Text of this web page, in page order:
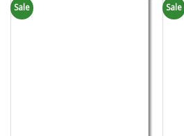
Sale Sale